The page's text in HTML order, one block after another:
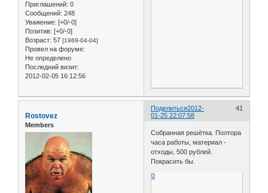
Приглашений: 0
Сообщений: 248
Уважение: [+0/-0]
Позитив: [+0/-0]
Возраст: 57 [1969-04-04]
Провел на форуме:
Не определено
Последний визит:
2012-02-05 16:12:56
Поделиться 41
2012-
01-25 22:07:58
Rostovez
Members
Собранная решётка. Полтора
часа работы, материал -
отходы, 500 рублей.
Покрасить бы.
0